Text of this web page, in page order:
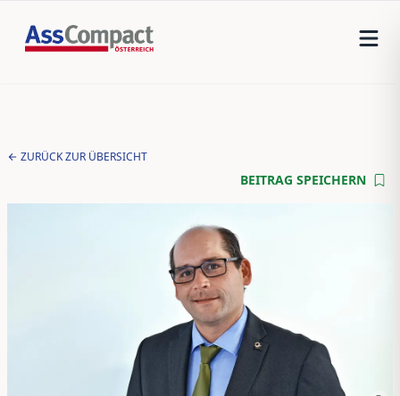
ZURÜCK ZUR ÜBERSICHT
BEITRAG SPEICHERN